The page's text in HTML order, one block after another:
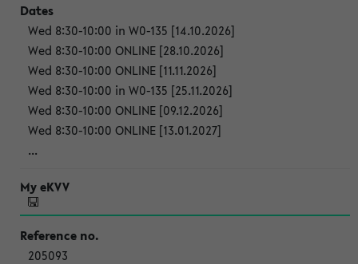
Wed 8:30-10:00 in W0-135 [14.10.2026]
Wed 8:30-10:00 ONLINE [28.10.2026]
Wed 8:30-10:00 ONLINE [11.11.2026]
Wed 8:30-10:00 in W0-135 [25.11.2026]
Wed 8:30-10:00 ONLINE [09.12.2026]
Wed 8:30-10:00 ONLINE [13.01.2027]
...
205093